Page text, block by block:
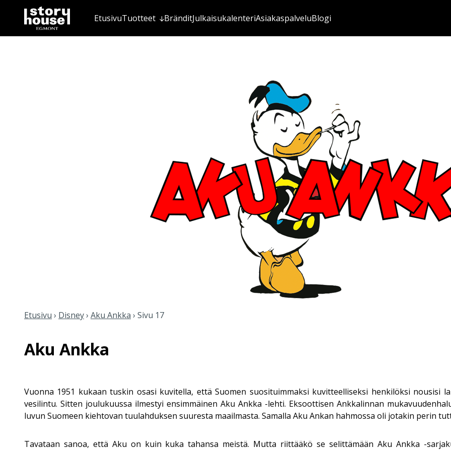
EtusivuTuotteet BränditJulkaisukalenteriAsiakaspalveluBlogi
Etusivu › Disney› Aku Ankka › Sivu 17
Aku Ankka
Vuonna 1951 kukaan tuskin osasi kuvitella, että Suomen suosituimmaksi kuvitteelliseksi henkilöksi nousisi
vesilintu. Sitten joulukuussa ilmestyi ensimmäinen Aku Ankka -lehti. Eksoottisen Ankkalinnan
luvun Suomeen kiehtovan tuulahduksen suuresta maailmasta. Samalla Aku Ankan hahmossa oli jotakin perin
Tavataan sanoa, että Aku on kuin kuka tahansa meistä. Mutta riittääkö se selittämään Aku Ankka -